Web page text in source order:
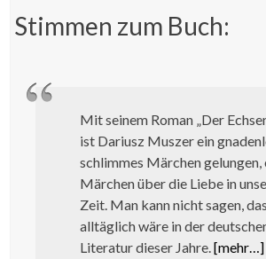
Stimmen zum Buch:
Mit seinem Roman „Der
ist Dariusz Muszer ein
schlimmes Märchen gelungen,
Märchen über die Liebe in
Zeit. Man kann nicht sagen,
alltäglich wäre in der
Literatur dieser Jahre.[mehr…]